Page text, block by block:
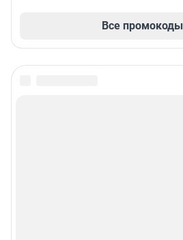
Все промокоды